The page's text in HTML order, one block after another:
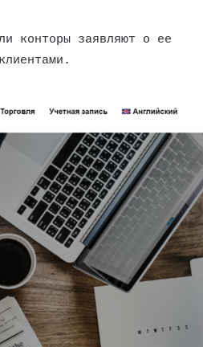
конторы заявляют о ее